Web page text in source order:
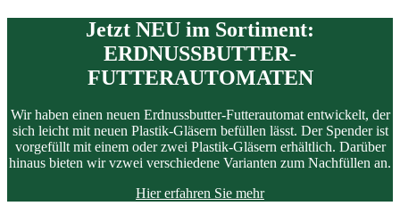
Jetzt NEU im Sortiment:
ERDNUSSBUTTER-
FUTTERAUTOMATEN
Wir haben einen neuen Erdnussbutter-Futterautomat entwickelt, der
sich leicht mit neuen Plastik-Gläsern befüllen lässt. Der Spender ist
vorgefüllt mit einem oder zwei Plastik-Gläsern erhältlich. Darüber
hinaus bieten wir vzwei verschiedene Varianten zum Nachfüllen an.
Hier erfahren Sie mehr